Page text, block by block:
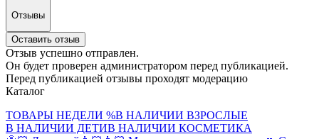
Отзывы
Оставить отзыв
Отзыв успешно отправлен.
Он будет проверен администратором перед публикацией.
Перед публикацией отзывы проходят модерацию
Каталог
ТОВАРЫ НЕДЕЛИ %В НАЛИЧИИ ВЗРОСЛЫЕ
В НАЛИЧИИ ДЕТИВ НАЛИЧИИ КОСМЕТИКА